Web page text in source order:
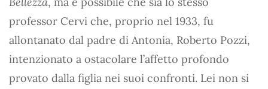
professor Cervi che, proprio nel 1933, fu
allontanato dal padre di Antonia, Roberto Pozzi,
intenzionato a ostacolare l’affetto profondo
provato dalla figlia nei suoi confronti. Lei non si